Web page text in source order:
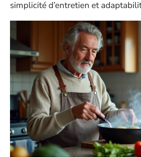
simplicité d’entretien et